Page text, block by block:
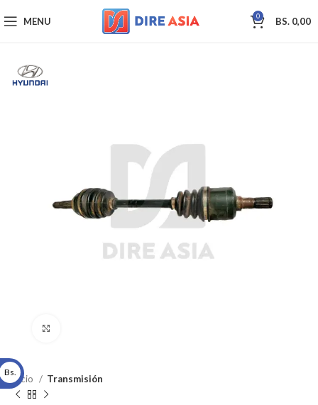
MENU 0 BS. 0,00
Inicio Transmisión
Bs.